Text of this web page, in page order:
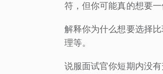
符，但你可能真的想要
解释你为什么想要选择
理等。
说服面试官你短期内没